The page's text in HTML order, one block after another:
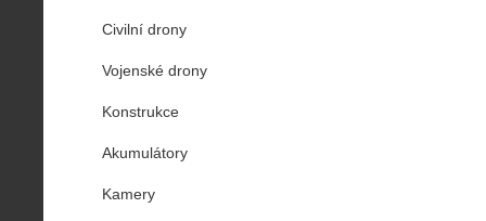
Civilní drony
Vojenské drony
Konstrukce
Akumulátory
Kamery